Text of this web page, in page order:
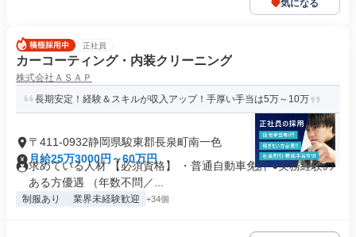
気になる
正社員
カーコーティング・内装クリーニング
株式会社ＡＳＡＰ
長期安定！経験＆スキルが収入アップ！手厚い手当は5万～10万
〒411-0932静岡県駿東郡長泉町南一色
月給25万3000円～60万円
求めている人材 【必須資格】 ・普通自動車免許 ●実務経験の
ある方優遇 （年数不問／...
制服あり 業界未経験歓迎 +34個